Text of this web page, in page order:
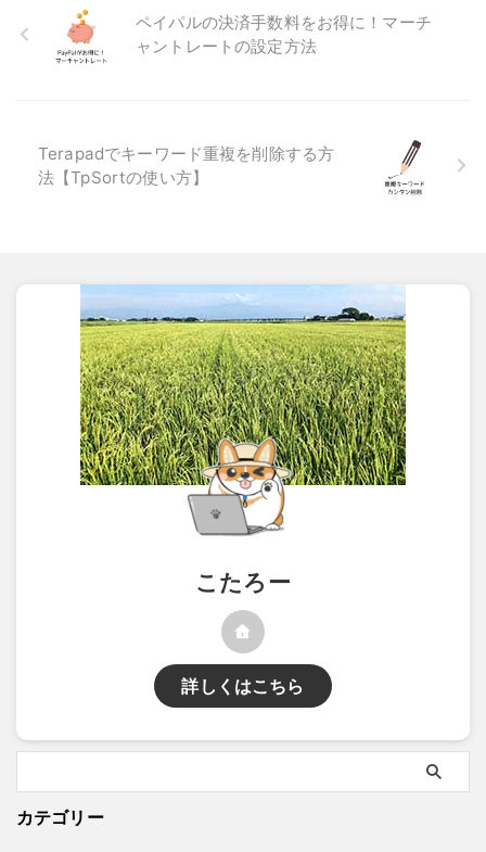
ペイパルの決済手数料をお得に！マーチ
ャントレートの設定方法
Terapadでキーワード重複を削除する方
法【TpSortの使い方】
こたろー
詳しくはこちら
カテゴリー